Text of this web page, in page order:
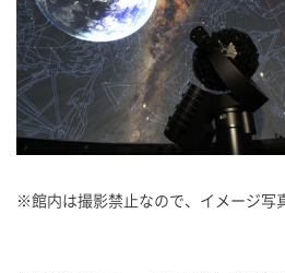
※館内は撮影禁止なので、イメージ写